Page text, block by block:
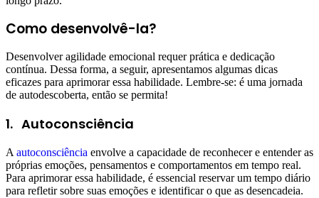
Como desenvolvê-la?
Desenvolver agilidade emocional requer prática e dedicação
contínua. Dessa forma, a seguir, apresentamos algumas dicas
eficazes para aprimorar essa habilidade. Lembre-se: é uma jornada
de autodescoberta, então se permita!
1. Autoconsciência
A autoconsciência envolve a capacidade de reconhecer e entender as
próprias emoções, pensamentos e comportamentos em tempo real.
Para aprimorar essa habilidade, é essencial reservar um tempo diário
para refletir sobre suas emoções e identificar o que as desencadeia.